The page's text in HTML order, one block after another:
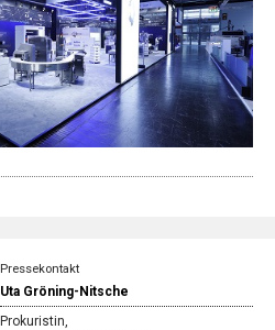
Pressekontakt
Uta Gröning-Nitsche
Prokuristin,